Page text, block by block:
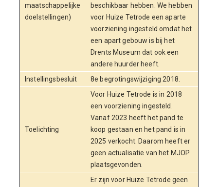
maatschappelijke
doelstellingen)
beschikbaar hebben. We hebben
voor Huize Tetrode een aparte
voorziening ingesteld omdat het
een apart gebouw is bij het
Drents Museum dat ook een
andere huurder heeft.
Instellingsbesluit
8e begrotingswijziging 2018.
Toelichting
Voor Huize Tetrode is in 2018
een voorziening ingesteld.
Vanaf 2023 heeft het pand te
koop gestaan en het pand is in
2025 verkocht. Daarom heeft er
geen actualisatie van het MJOP
plaatsgevonden.
Er zijn voor Huize Tetrode geen